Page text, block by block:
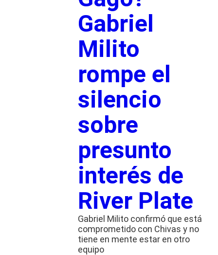
Gabriel
Milito
rompe el
silencio
sobre
presunto
interés de
River Plate
Gabriel Milito confirmó que está
comprometido con Chivas y no
tiene en mente estar en otro
equipo